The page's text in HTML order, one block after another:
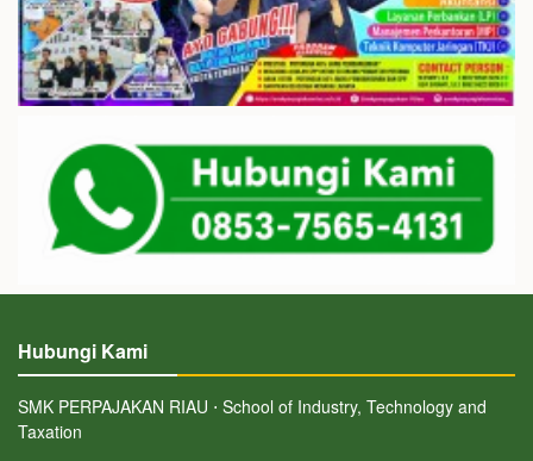
Hubungi Kami
SMK PERPAJAKAN RIAU ⋅ School of Industry, Technology and
Taxation